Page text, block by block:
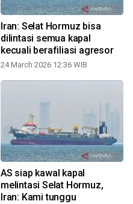
Iran: Selat Hormuz bisa
dilintasi semua kapal
kecuali berafiliasi agresor
24 March 2026 12:36 WIB
AS siap kawal kapal
melintasi Selat Hormuz,
Iran: Kami tunggu